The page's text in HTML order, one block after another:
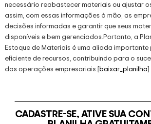
necessário reabastecer materiais ou ajustar
assim, com essas informações à mão, as
decisões informadas e garantir que seus
disponíveis e bem gerenciados.Portanto, a
Estoque de Materiais é uma aliada
eficiente de recursos, contribuindo para o
das operações empresariais.[baixar_planilha]
CADASTRE-SE, ATIVE SUA